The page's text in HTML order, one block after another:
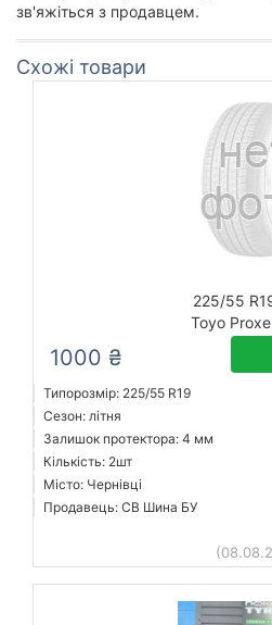
зв'яжіться з продавцем.
Схожі товари
225/55
Toyo
1000 ₴
Типорозмір: 225/55 R19
Сезон: літня
Залишок протектора: 4 мм
Кількість: 2шт
Місто: Чернівці
Продавець: СВ Шина БУ